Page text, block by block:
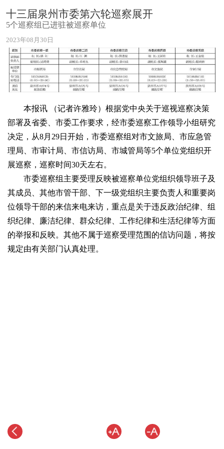
十三届泉州市委第六轮巡察展开
5个巡察组已进驻被巡察单位
2023年08月30日
本报讯 （记者许雅玲）根据党中央关于巡视巡察决策
部署及省委、市委工作要求，经市委巡察工作领导小组研究
决定，从8月29日开始，市委巡察组对市文旅局、市应急管
理局、市审计局、市信访局、市城管局等5个单位党组织开
展巡察，巡察时间30天左右。
市委巡察组主要受理反映被巡察单位党组织领导班子及
其成员、其他市管干部、下一级党组织主要负责人和重要岗
位领导干部的来信来电来访，重点是关于违反政治纪律、组
织纪律、廉洁纪律、群众纪律、工作纪律和生活纪律等方面
的举报和反映。其他不属于巡察受理范围的信访问题，将按
规定由有关部门认真处理。